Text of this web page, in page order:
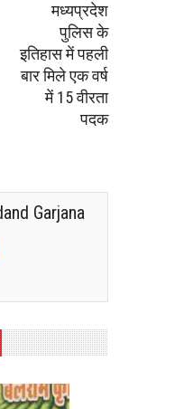
मध्यप्रदेश
पुलिस के
इतिहास में पहली
बार मिले एक वर्ष
में 15 वीरता
पदक
Garjana